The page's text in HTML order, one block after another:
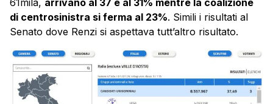
61mila, arrivano al 37 e al 31% mentre la coalizione
di centrosinistra si ferma al 23%. Simili i risultati al
Senato dove Renzi si aspettava tutt’altro risultato.